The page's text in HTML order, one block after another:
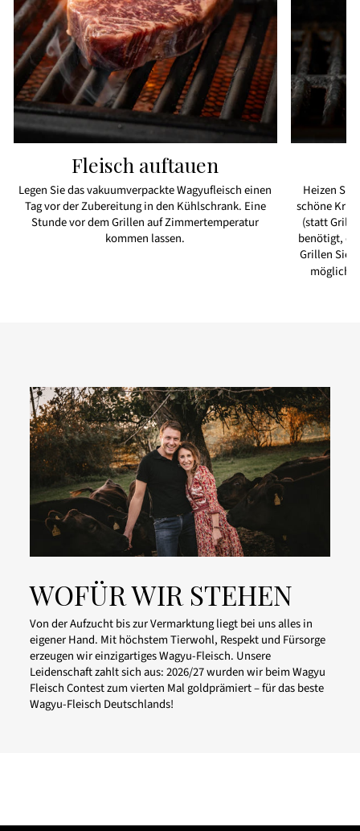
Fleisch auftauen
Legen Sie das vakuumverpackte Wagyufleisch einen
Tag vor der Zubereitung in den Kühlschrank. Eine
Stunde vor dem Grillen auf Zimmertemperatur
kommen lassen.
Heizen Sie
schöne
(statt
benötigt,
Grillen Sie
möglich
WOFÜR WIR STEHEN
Von der Aufzucht bis zur Vermarktung liegt bei uns alles in
eigener Hand. Mit höchstem Tierwohl, Respekt und Fürsorge
erzeugen wir einzigartiges Wagyu-Fleisch. Unsere
Leidenschaft zahlt sich aus: 2026/27 wurden wir beim Wagyu
Fleisch Contest zum vierten Mal goldprämiert – für das beste
Wagyu-Fleisch Deutschlands!